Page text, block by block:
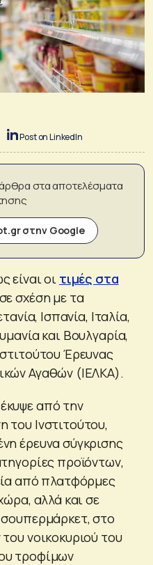
Post on LinkedIn
στα αποτελέσματα
στην Google
είναι οι τιμές στα
σε σχέση με τα
Ισπανία, Ιταλία,
και Βουλγαρία,
Έρευνας
Αγαθών (ΙΕΛΚΑ).
από την
Ινστιτούτου,
έρευνα σύγκρισης
προϊόντων,
από πλατφόρμες
αλλά και σε
στο
νοικοκυριού του
τροφίμων